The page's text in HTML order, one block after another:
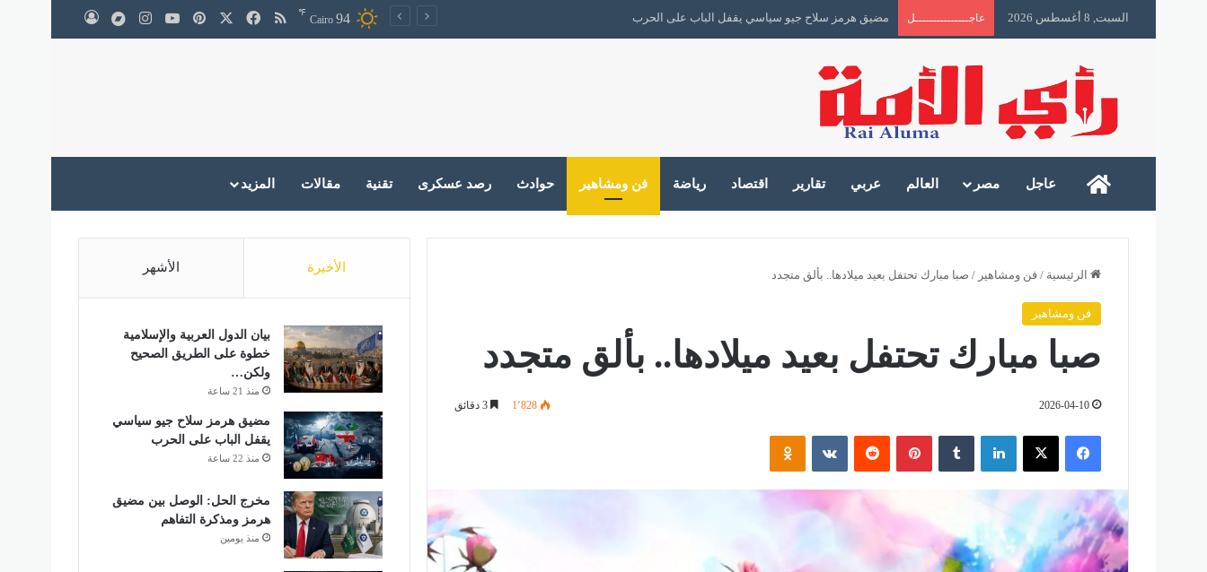
السبت, 8 أغسطس 2026 عاجـــــــــــــــل مخرج الحل: الوصل بين مضيق هرمز ومذكرة التفاهم Cairo 94
℉ ملخص الموقع RSS
فيسبوك بينتيريست‫YouTubeانستقرامmedium
رأى الأمة
عاجل مصر العالم عربي تقارير اقتصاد رياضة فن ومشاهير حوادث رصد عسكرى تقنية مقالات المزيد
الرئيسية / فن ومشاهير / صبا مبارك تحتفل بعيد ميلادها.. بألق متجدد
فن ومشاهير
صبا مبارك تحتفل بعيد ميلادها.. بألق متجدد
2026-04-10 1٬828
فيسبوك ‫X لينكدإن بينتيريست
الأخيرة الأشهر
بيان الدول العربية والإسلامية
خطوة على الطريق الصحيح
ولكن…
منذ 21 ساعة
مضيق هرمز سلاح جيو سياسي
يقفل الباب على الحرب
منذ 22 ساعة
مخرج الحل: الوصل بين مضيق
هرمز ومذكرة التفاهم
منذ يومين